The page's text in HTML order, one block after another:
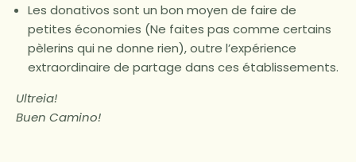
Les donativos sont un bon moyen de faire de
petites économies (Ne faites pas comme certains
pèlerins qui ne donne rien), outre l’expérience
extraordinaire de partage dans ces établissements.
Ultreia!
Buen Camino!